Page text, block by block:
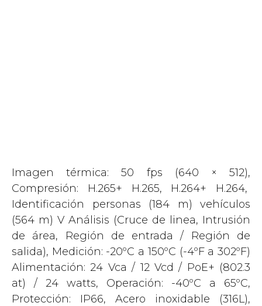
Imagen térmica: 50 fps (640 × 512),
Compresión: H.265+ H.265, H.264+ H.264,
Identificación personas (184 m) vehículos
(564 m) V Análisis (Cruce de linea, Intrusión
de área, Región de entrada / Región de
salida), Medición: -20ºC a 150ºC (-4ºF a 302ºF)
Alimentación: 24 Vca / 12 Vcd / PoE+ (802.3
at) / 24 watts, Operación: -40ºC a 65ºC,
Protección: IP66, Acero inoxidable (316L),